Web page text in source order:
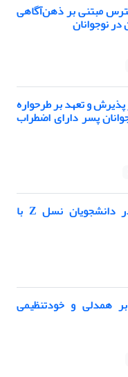
مبتنی بر ذهن‌آگاهی
در نوجوانان
و تعهد بر طرحواره
پسر دارای اضطراب
شناسایی راهبردهای تنظیم هیجان در دانشجویان نسل Z با
همدلی و خودتنظیمی